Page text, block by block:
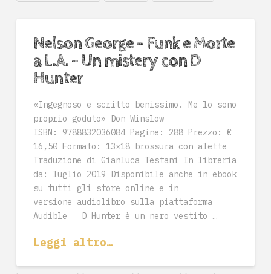
Nelson George – Funk e Morte
a L.A. – Un mistery con D
Hunter
«Ingegnoso e scritto benissimo. Me lo sono
proprio goduto» Don Winslow
ISBN: 9788832036084 Pagine: 288 Prezzo: €
16,50 Formato: 13×18 brossura con alette
Traduzione di Gianluca Testani In libreria
da: luglio 2019 Disponibile anche in ebook
su tutti gli store online e in
versione audiolibro sulla piattaforma
Audible D Hunter è un nero vestito …
Leggi altro…